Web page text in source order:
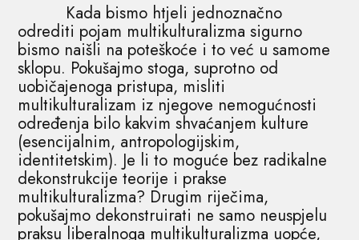
Kada bismo htjeli jednoznačno
odrediti pojam multikulturalizma sigurno
bismo naišli na poteškoće i to već u samome
sklopu. Pokušajmo stoga, suprotno od
uobičajenoga pristupa, misliti
multikulturalizam iz njegove nemogućnosti
određenja bilo kakvim shvaćanjem kulture
(esencijalnim, antropologijskim,
identitetskim). Je li to moguće bez radikalne
dekonstrukcije teorije i prakse
multikulturalizma? Drugim riječima,
pokušajmo dekonstruirati ne samo neuspjelu
praksu liberalnoga multikulturalizma uopće,